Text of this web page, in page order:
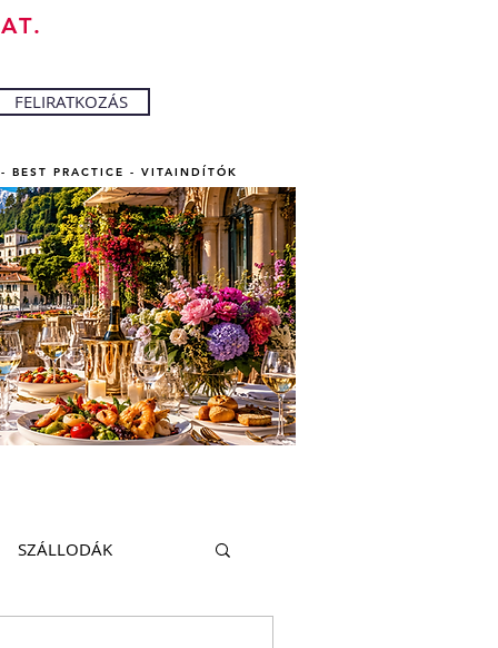
FELIRATKOZÁS
BEST PRACTICE - VITAINDÍTÓK
SZÁLLODÁK